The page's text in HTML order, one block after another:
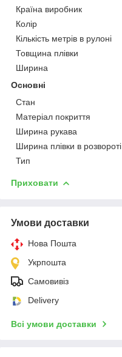
Країна виробник
Колір
Кількість метрів в рулоні
Товщина плівки
Ширина
Основні
Стан
Матеріал покриття
Ширина рукава
Ширина плівки в розвороті
Тип
Приховати
Умови доставки
Нова Пошта
Укрпошта
Самовивіз
Delivery
Всі умови доставки